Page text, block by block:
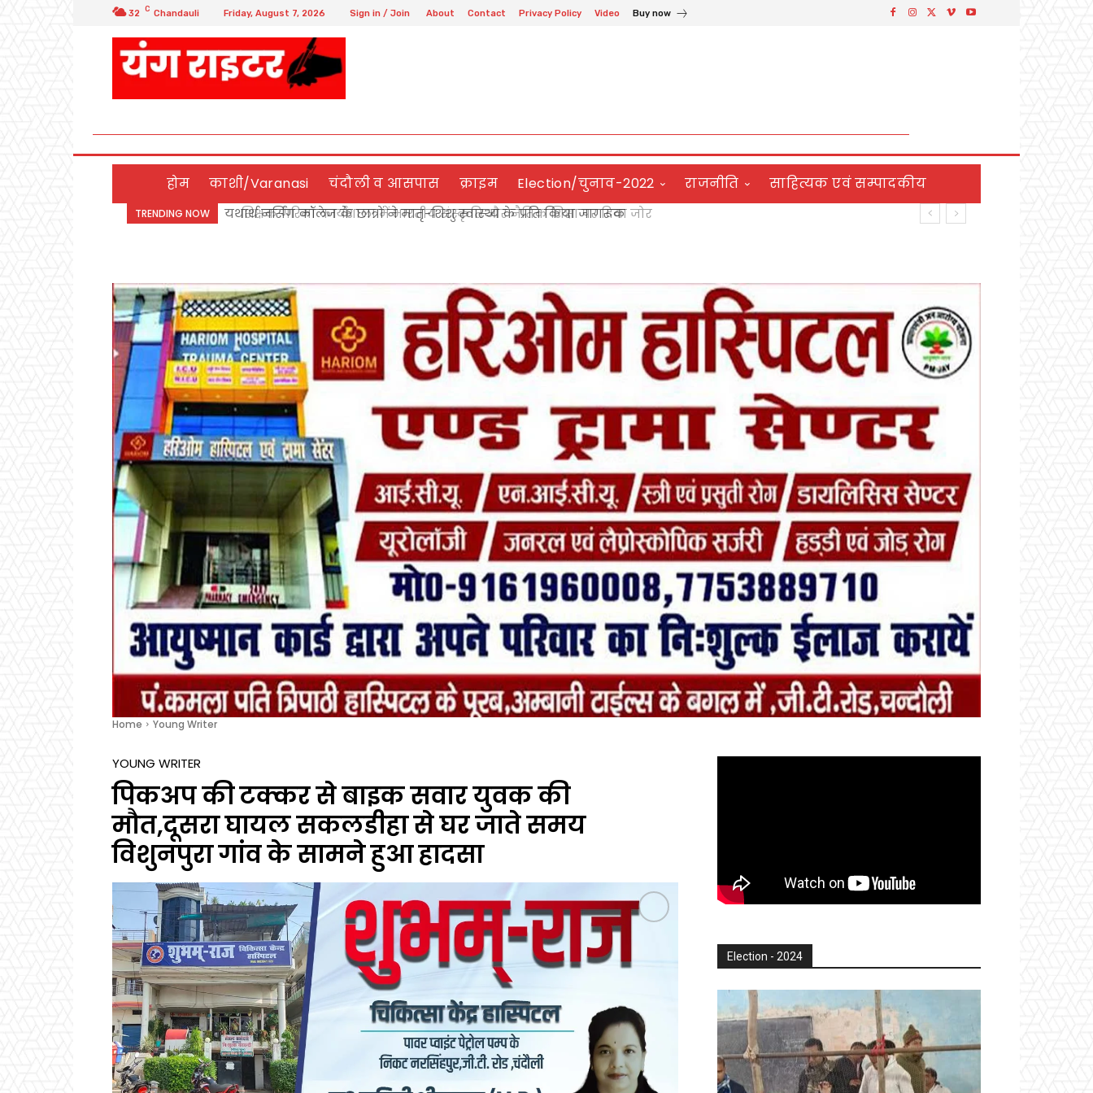
32 C Chandauli Friday, August 7, 2026 Sign in / Join About Contact Privacy Policy Video Buy now
होम काशी/Varanasi चंदौली व आसपास क्राइम Election/चुनाव-2022 राजनीति साहित्यक एवं सम्पादकीय
TRENDING NOW शिक्षक गरिमा कार्यशाला में भारतीय संस्कृति और नैतिक शिक्षा पर दिया जोर
Home Young Writer
YOUNG WRITER
पिकअप की टक्कर से बाइक सवार युवक की
मौत,दूसरा घायल सकलडीहा से घर जाते समय
विशुनपुरा गांव के सामने हुआ हादसा
Election - 2024